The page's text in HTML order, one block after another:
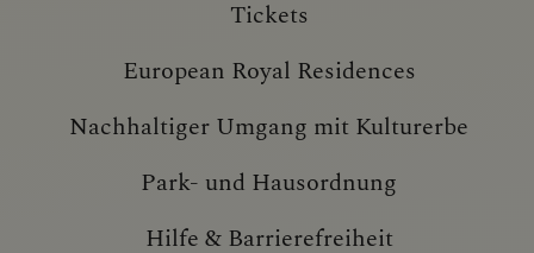
Tickets
European Royal Residences
Nachhaltiger Umgang mit Kulturerbe
Park- und Hausordnung
Hilfe & Barrierefreiheit